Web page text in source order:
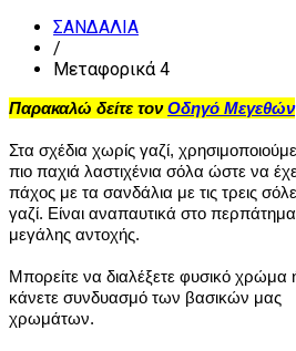
ΣΑΝΔΑΛΙΑ
/
Μεταφορικά 4
Παρακαλώ δείτε τονΟδηγό Μεγεθών
Στα σχέδια χωρίς γαζί,
πιο παχιά λαστιχένια σόλα ώστε να
πάχος με τα σανδάλια με τις τρεις
γαζί. Είναι αναπαυτικά στο
μεγάλης αντοχής.
Μπορείτε να διαλέξετε φυσικό χρώμα
κάνετε συνδυασμό των βασικών μας
χρωμάτων.